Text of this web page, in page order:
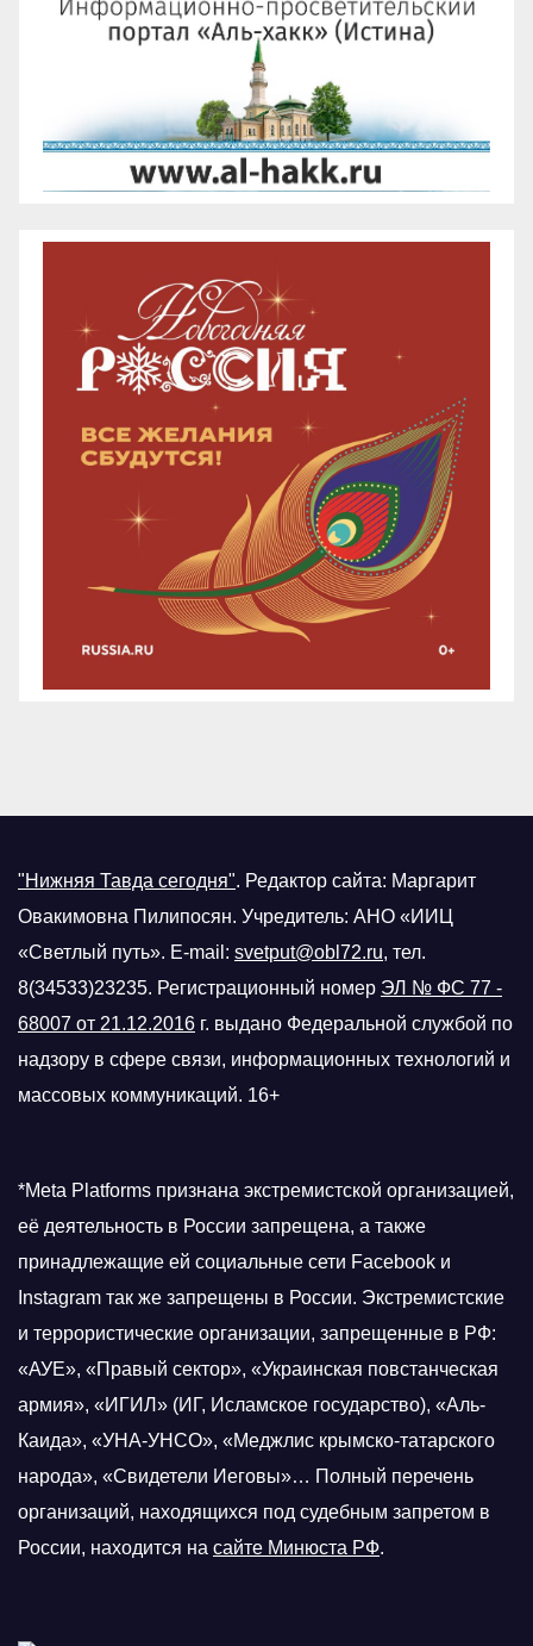
"Нижняя Тавда сегодня". Редактор сайта: Маргарит
Овакимовна Пилипосян. Учредитель: АНО «ИИЦ
«Светлый путь». E-mail: svetput@obl72.ru, тел.
8(34533)23235. Регистрационный номер ЭЛ № ФС 77 -
68007 от 21.12.2016 г. выдано Федеральной службой по
надзору в сфере связи, информационных технологий и
массовых коммуникаций. 16+
*Meta Platforms признана экстремистской организацией,
её деятельность в России запрещена, а также
принадлежащие ей социальные сети Facebook и
Instagram так же запрещены в России. Экстремистские
и террористические организации, запрещенные в РФ:
«АУЕ», «Правый сектор», «Украинская повстанческая
армия», «ИГИЛ» (ИГ, Исламское государство), «Аль-
Каида», «УНА-УНСО», «Меджлис крымско-татарского
народа», «Свидетели Иеговы»… Полный перечень
организаций, находящихся под судебным запретом в
России, находится на сайте Минюста РФ.